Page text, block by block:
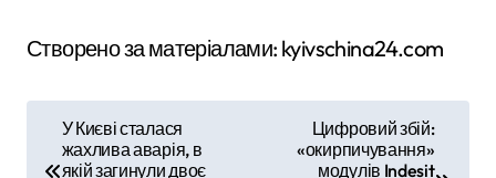
Створено за матеріалами: kyivschina24.com
У Києві сталася
жахлива аварія, в
якій загинули двоє
Цифровий збій:
«окирпичування»
модулів Indesit